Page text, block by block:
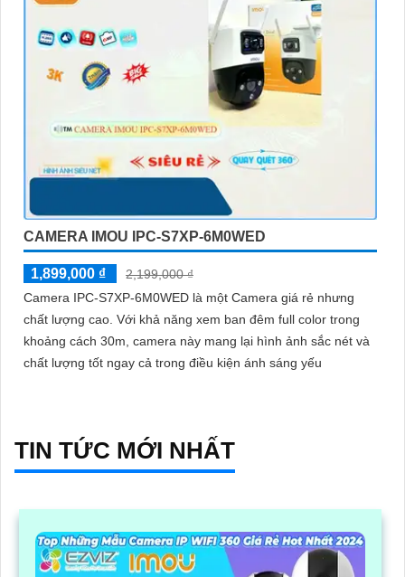
CAMERA IMOU IPC-S7XP-6M0WED
1,899,000 ₫
2,199,000 ₫
Camera IPC-S7XP-6M0WED là một Camera giá rẻ nhưng
chất lượng cao. Với khả năng xem ban đêm full color trong
khoảng cách 30m, camera này mang lại hình ảnh sắc nét và
chất lượng tốt ngay cả trong điều kiện ánh sáng yếu
TIN TỨC MỚI NHẤT